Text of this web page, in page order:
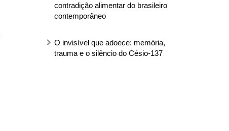
contradição alimentar do brasileiro
contemporâneo
O invisível que adoece: memória,
trauma e o silêncio do Césio-137